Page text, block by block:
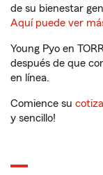
de su bienestar
Aquí puede ver
Young Pyo en
después de que
en línea.
Comience su
y sencillo!